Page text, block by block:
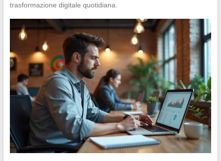
trasformazione digitale quotidiana.